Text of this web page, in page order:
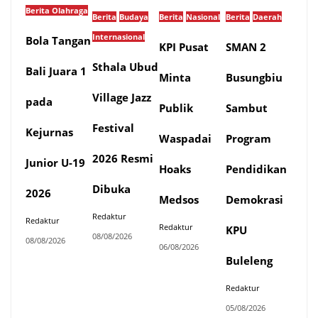
Berita Olahraga
Bola Tangan
Bali Juara 1
pada
Kejurnas
Junior U-19
2026
Redaktur
08/08/2026
Berita Budaya
Internasional
Sthala Ubud
Village Jazz
Festival
2026 Resmi
Dibuka
Redaktur
08/08/2026
Berita Nasional
KPI Pusat
Minta
Publik
Waspadai
Hoaks
Medsos
Redaktur
06/08/2026
Berita Daerah
SMAN 2
Busungbiu
Sambut
Program
Pendidikan
Demokrasi
KPU
Buleleng
Redaktur
05/08/2026